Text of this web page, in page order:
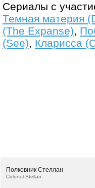
Сериалы с
Темная материя
(The Expanse),
(See), Кларисса
Полковник Стеллан
Colonel Stellan